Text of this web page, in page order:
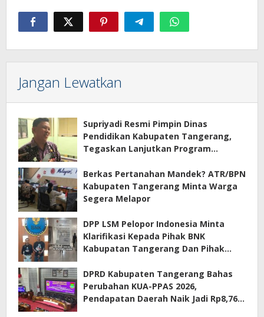
Jangan Lewatkan
Supriyadi Resmi Pimpin Dinas
Pendidikan Kabupaten Tangerang,
Tegaskan Lanjutkan Program
Berkas Pertanahan Mandek? ATR/BPN
Kabupaten Tangerang Minta Warga
Segera Melapor
DPP LSM Pelopor Indonesia Minta
Klarifikasi Kepada Pihak BNK
Kabupatan Tangerang Dan Pihak
Terkait Sewa Kamar Per Jam
DPRD Kabupaten Tangerang Bahas
Perubahan KUA-PPAS 2026,
Pendapatan Daerah Naik Jadi Rp8,76